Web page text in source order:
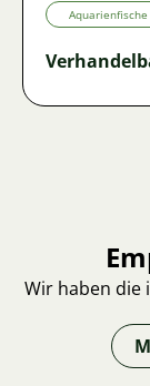
Aquarienfische
Wir haben die